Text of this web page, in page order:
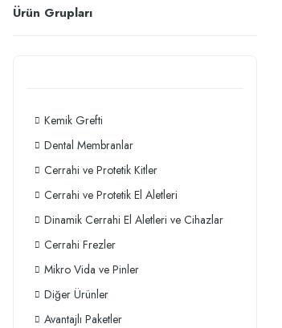
Ürün Grupları
Kemik Grefti
Dental Membranlar
Cerrahi ve Protetik Kitler
Cerrahi ve Protetik El Aletleri
Dinamik Cerrahi El Aletleri ve Cihazlar
Cerrahi Frezler
Mikro Vida ve Pinler
Diğer Ürünler
Avantajlı Paketler